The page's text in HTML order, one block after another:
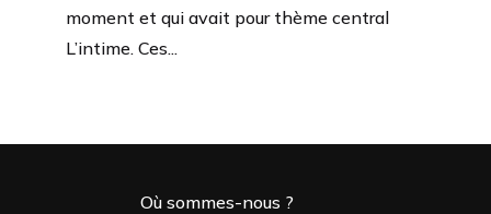
moment et qui avait pour thème central
L’intime. Ces...
Où sommes-nous ?